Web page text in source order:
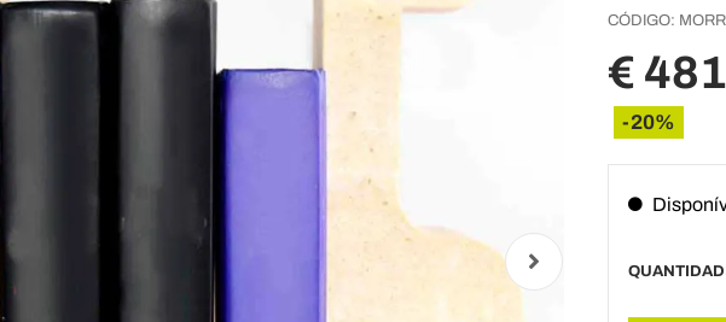
CÓDIGO:
€
-20%